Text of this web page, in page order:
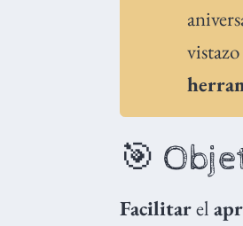
vistazo
🎯
Facilitarel